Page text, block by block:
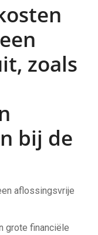
zoals
bij de
aflossingsvrije
grote financiële